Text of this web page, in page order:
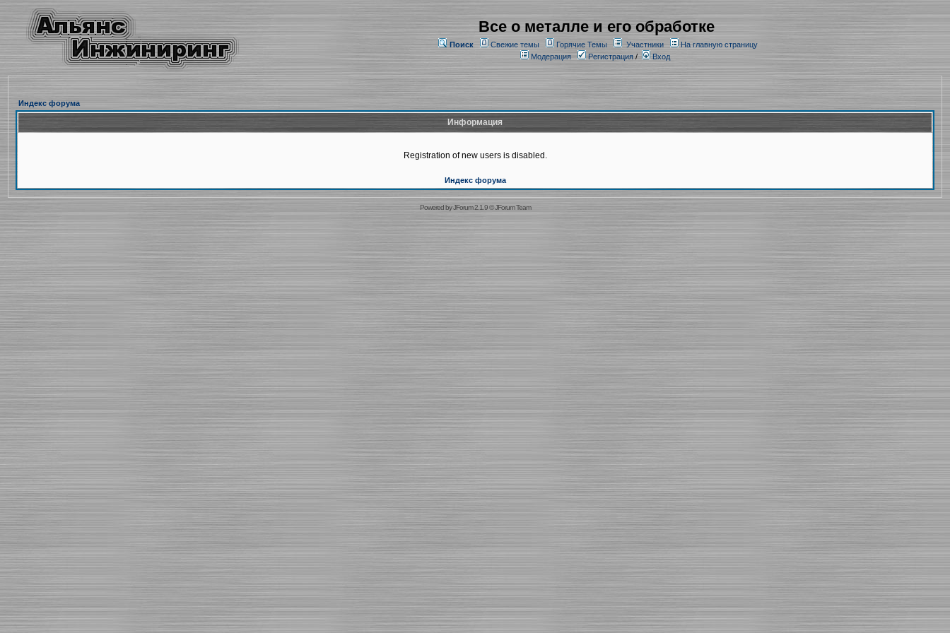
Все о металле и его обработке
Поиск Свежие темы Горячие Темы Участники
На главную страницу
Модерация
Регистрация/ Вход
Индекс форума
Информация
Registration of new users is disabled.
Индекс форума
Powered byJForum 2.1.9©JForum Team